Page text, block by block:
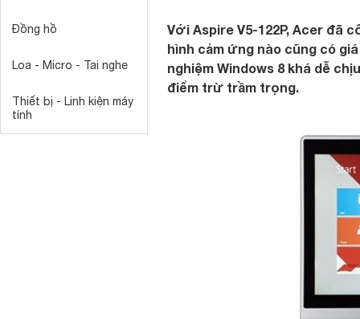
Đồng hồ
Loa - Micro - Tai nghe
Thiết bị - Linh kiện máy
tính
Với Aspire V5-122P, Acer đã
hình cảm ứng nào cũng có
nghiệm Windows 8 khá dễ
điểm trừ trầm trọng.